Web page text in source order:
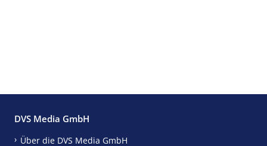
DVS Media GmbH
Über die DVS Media GmbH